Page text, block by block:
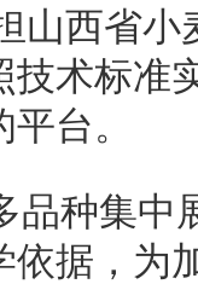
山西省小
技术标准
台。
品种集中
依据，为